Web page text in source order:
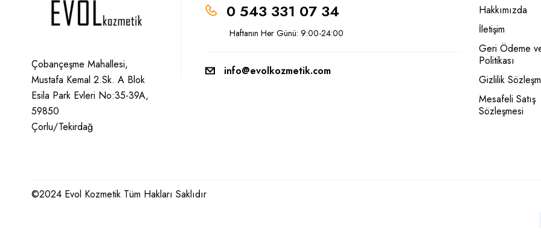
Çobançeşme Mahallesi,
Mustafa Kemal 2.Sk. A Blok
Esila Park Evleri No:35-39A,
59850
Çorlu/Tekirdağ
0 543 331 07 34
Haftanın Her Günü: 9:00-24:00
info@evolkozmetik.com
Hakkımızda
İletişim
Geri Ödeme
Politikası
Gizlilik
Mesafeli Satış
Sözleşmesi
©2024 Evol Kozmetik Tüm Hakları Saklıdır